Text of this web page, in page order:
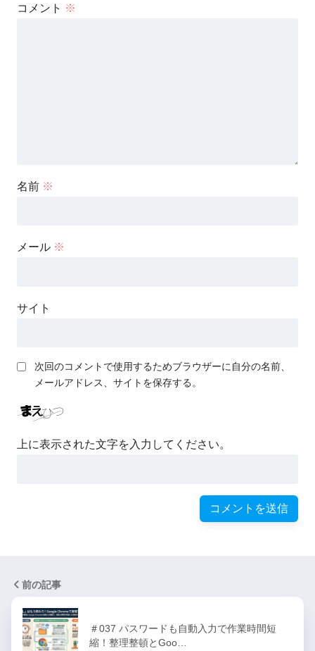
コメント ※
名前 ※
メール ※
サイト
次回のコメントで使用するためブラウザーに自分の名前、
メールアドレス、サイトを保存する。
上に表示された文字を入力してください。
前の記事
＃037 パスワードも自動入力で作業時間短
縮！整理整頓とGoo…